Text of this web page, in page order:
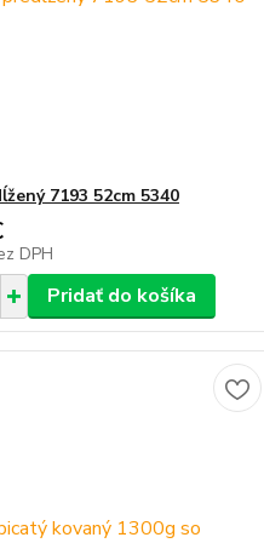
7193 52cm 5340
DPH
Pridať do košíka